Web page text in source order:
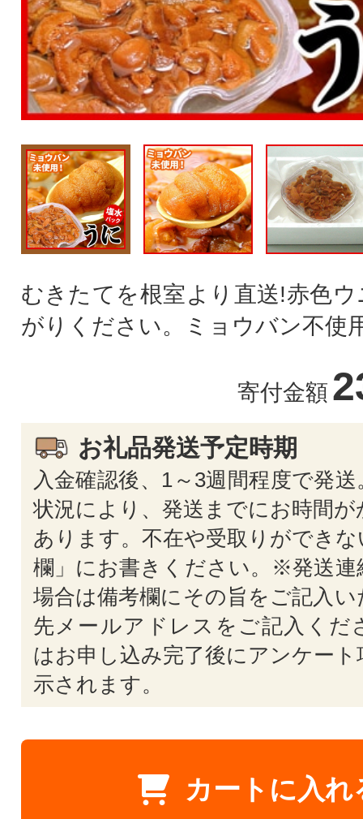
むきたてを根室より直送!赤色
がりください。ミョウバン不使
寄付金額
お礼品発送予定時期
入金確認後、1～3週間程度で発
状況により、発送までにお時間
あります。不在や受取りができ
欄」にお書きください。※発送連
場合は備考欄にその旨をご記入
先メールアドレスをご記入くだ
はお申し込み完了後にアンケー
示されます。
カートに入れ